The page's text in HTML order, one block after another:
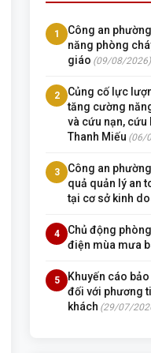
1
Công an
năng phòng
giáo (09/08/2026)
2
Củng cố lực
tăng cường
và cứu nạn, cứu
Thanh Miếu (06/
3
Công an
quả quản lý an
tại cơ sở kinh
4
Chủ động
điện mùa mưa
5
Khuyến cáo bảo
đối với phương
khách (29/07/